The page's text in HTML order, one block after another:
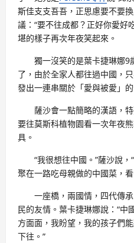
斯佳支支吾吾，正思慮要不要
議：“要不往成都？正好你愛好
堪的樣子再次年夜笑起來。
獨一沒笑的是葉卡捷琳娜9
了，由於全家人都往過中國，
發出一連串關於「愛與被愛」
薩沙會一點簡略的漢語，
要往莫斯科植物園看一次年夜
具。
“我很想往中國。”薩沙說
聚在一路吃母親做的中國菜，
一座橋，兩國情，四代傳
民的友情。葉卡捷琳娜說：“中
方面面，我盼望，我的孩子們
下往。”